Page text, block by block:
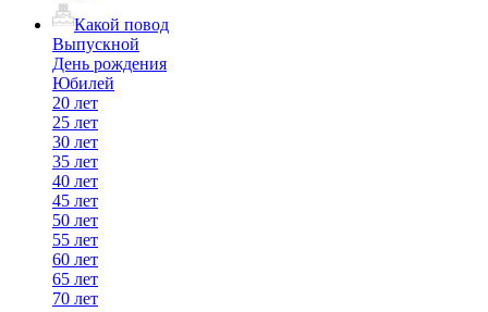
Какой повод
Выпускной
День рождения
Юбилей
20 лет
25 лет
30 лет
35 лет
40 лет
45 лет
50 лет
55 лет
60 лет
65 лет
70 лет